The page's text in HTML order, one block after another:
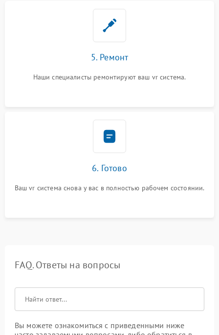
5. Ремонт
Наши специалисты ремонтируют ваш vr система.
6. Готово
Ваш vr система снова у вас в полностью рабочем состоянии.
FAQ. Ответы на вопросы
Вы можете ознакомиться с приведенными ниже